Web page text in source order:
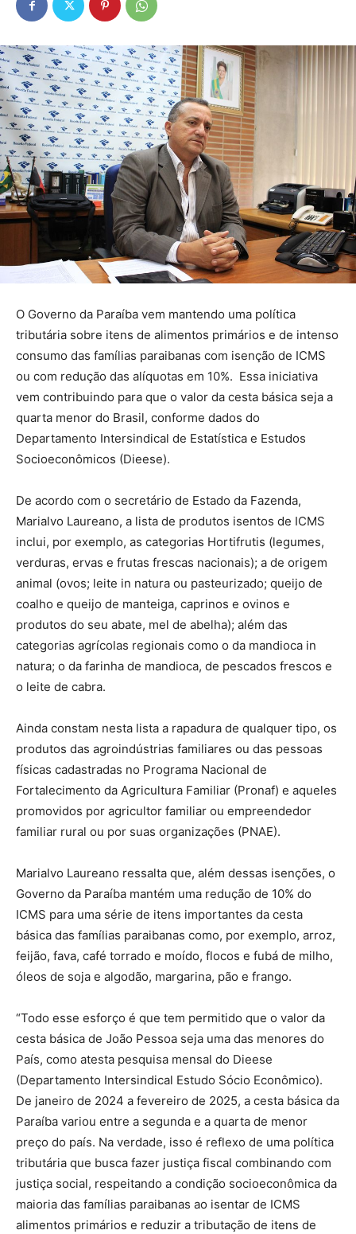
O Governo da Paraíba vem mantendo uma política
tributária sobre itens de alimentos primários e de intenso
consumo das famílias paraibanas com isenção de ICMS
ou com redução das alíquotas em 10%. Essa iniciativa
vem contribuindo para que o valor da cesta básica seja a
quarta menor do Brasil, conforme dados do
Departamento Intersindical de Estatística e Estudos
Socioeconômicos (Dieese).
De acordo com o secretário de Estado da Fazenda,
Marialvo Laureano, a lista de produtos isentos de ICMS
inclui, por exemplo, as categorias Hortifrutis (legumes,
verduras, ervas e frutas frescas nacionais); a de origem
animal (ovos; leite in natura ou pasteurizado; queijo de
coalho e queijo de manteiga, caprinos e ovinos e
produtos do seu abate, mel de abelha); além das
categorias agrícolas regionais como o da mandioca in
natura; o da farinha de mandioca, de pescados frescos e
o leite de cabra.
Ainda constam nesta lista a rapadura de qualquer tipo, os
produtos das agroindústrias familiares ou das pessoas
físicas cadastradas no Programa Nacional de
Fortalecimento da Agricultura Familiar (Pronaf) e aqueles
promovidos por agricultor familiar ou empreendedor
familiar rural ou por suas organizações (PNAE).
Marialvo Laureano ressalta que, além dessas isenções, o
Governo da Paraíba mantém uma redução de 10% do
ICMS para uma série de itens importantes da cesta
básica das famílias paraibanas como, por exemplo, arroz,
feijão, fava, café torrado e moído, flocos e fubá de milho,
óleos de soja e algodão, margarina, pão e frango.
“Todo esse esforço é que tem permitido que o valor da
cesta básica de João Pessoa seja uma das menores do
País, como atesta pesquisa mensal do Dieese
(Departamento Intersindical Estudo Sócio Econômico).
De janeiro de 2024 a fevereiro de 2025, a cesta básica da
Paraíba variou entre a segunda e a quarta de menor
preço do país. Na verdade, isso é reflexo de uma política
tributária que busca fazer justiça fiscal combinando com
justiça social, respeitando a condição socioeconômica da
maioria das famílias paraibanas ao isentar de ICMS
alimentos primários e reduzir a tributação de itens de